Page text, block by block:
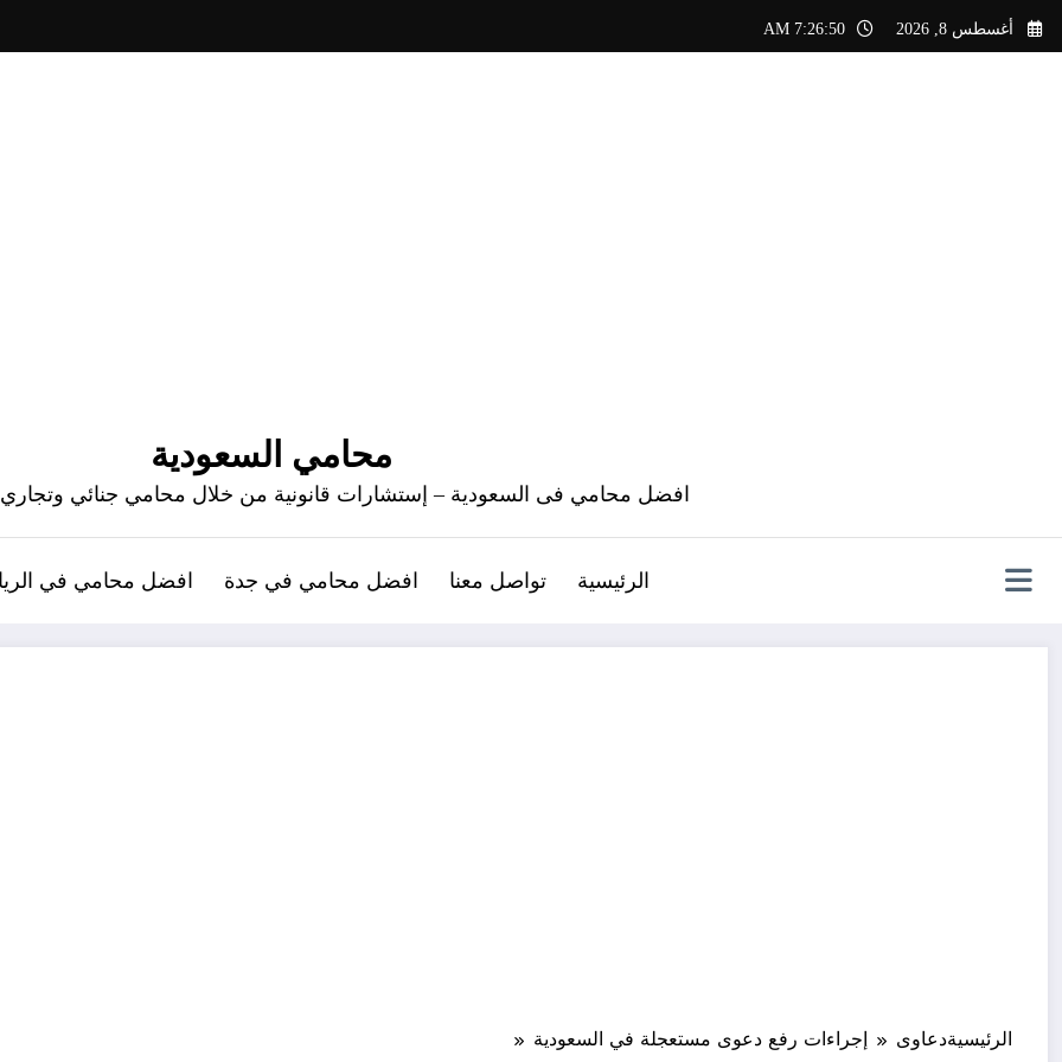
التجاوز
إلى
أغسطس 8, 2026 7:26:51 AM
محامي السعودية
افضل محامي فى السعودية – إستشارات قانونية من خلال محامي جنائي وتجاري
الرئيسية تواصل معنا افضل محامي في جدة افضل محامي في
الرئيسيةدعاوى إجراءات رفع دعوى مستعجلة في السعودية